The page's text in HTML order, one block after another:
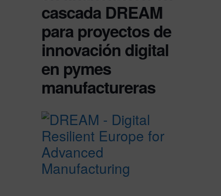
cascada DREAM
para proyectos de
innovación digital
en pymes
manufactureras